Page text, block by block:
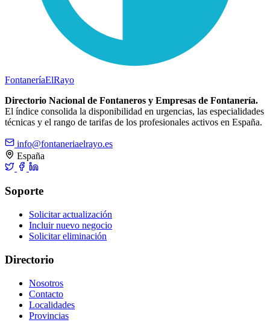
FontaneríaElRayo
Directorio Nacional de Fontaneros y Empresas de Fontanería.
El índice consolida la disponibilidad en urgencias, las especialidades
técnicas y el rango de tarifas de los profesionales activos en España.
info@fontaneriaelrayo.es
España
Soporte
Solicitar actualización
Incluir nuevo negocio
Solicitar eliminación
Directorio
Nosotros
Contacto
Localidades
Provincias